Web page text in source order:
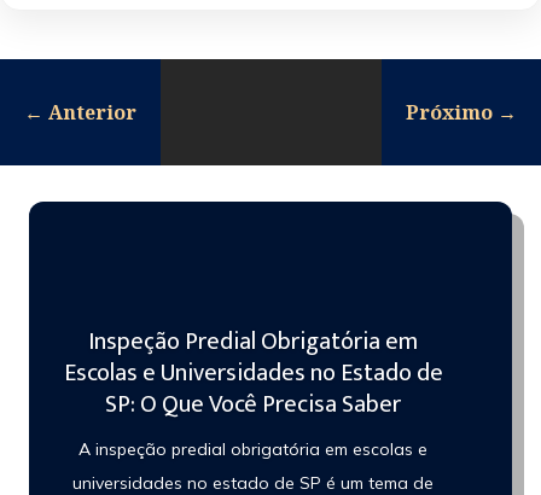
← Anterior Próximo →
Inspeção Predial Obrigatória em
Escolas e Universidades no Estado de
SP: O Que Você Precisa Saber
A inspeção predial obrigatória em escolas e
universidades no estado de SP é um tema de